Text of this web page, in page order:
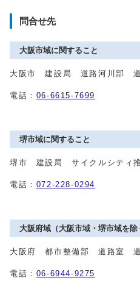
問合せ先
大阪市域に関すること
大阪市 建設局 道路河川部 道
電話： 06-6615-7699
堺市域に関すること
堺市 建設局 サイクルシティ
電話： 072-228-0294
大阪府域（大阪市域・堺市域を除
大阪府 都市整備部 道路室
電話： 06-6944-9275